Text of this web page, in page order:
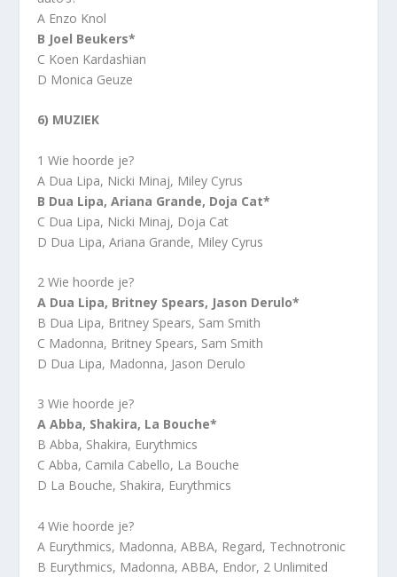
A Enzo Knol
B Joel Beukers*
C Koen Kardashian
D Monica Geuze
6) MUZIEK
1 Wie hoorde je?
A Dua Lipa, Nicki Minaj, Miley Cyrus
B Dua Lipa, Ariana Grande, Doja Cat*
C Dua Lipa, Nicki Minaj, Doja Cat
D Dua Lipa, Ariana Grande, Miley Cyrus
2 Wie hoorde je?
A Dua Lipa, Britney Spears, Jason Derulo*
B Dua Lipa, Britney Spears, Sam Smith
C Madonna, Britney Spears, Sam Smith
D Dua Lipa, Madonna, Jason Derulo
3 Wie hoorde je?
A Abba, Shakira, La Bouche*
B Abba, Shakira, Eurythmics
C Abba, Camila Cabello, La Bouche
D La Bouche, Shakira, Eurythmics
4 Wie hoorde je?
A Eurythmics, Madonna, ABBA, Regard, Technotronic
B Eurythmics, Madonna, ABBA, Endor, 2 Unlimited